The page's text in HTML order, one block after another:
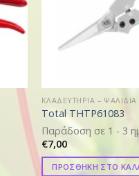
ΚΛΑΔΕΥΤΗΡΙΑ –
Total THTP61083
Παράδοση σε 1 - 3
€7,00
ΠΡΟΣΘΗΚΗ ΣΤΟ